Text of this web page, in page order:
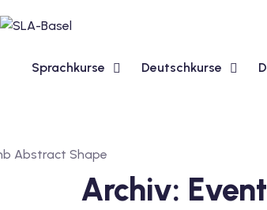
Sprachkurse Deutschkurse
Archiv: